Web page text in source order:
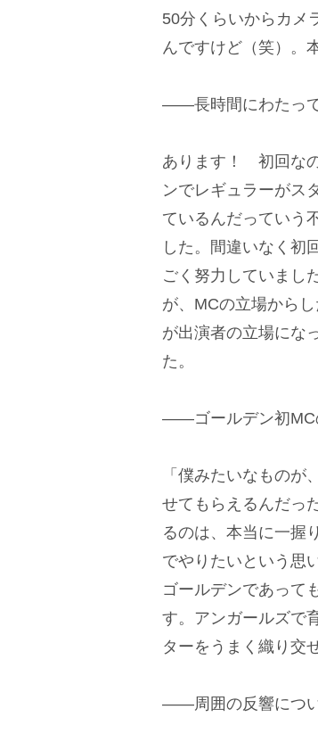
50分くらいからカメ
んですけど（笑）。
――長時間にわたっ
あります！ 初回な
ンでレギュラーがス
ているんだっていう
した。間違いなく初
ごく努力していまし
が、MCの立場から
が出演者の立場にな
た。
――ゴールデン初MC
「僕みたいなもの
せてもらえるんだっ
るのは、本当に一握
でやりたいという思
ゴールデンであって
す。アンガールズで
ターをうまく織り交
――周囲の反響につ